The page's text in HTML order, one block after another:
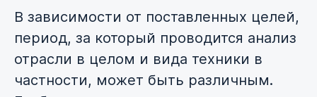
В зависимости от поставленных целей,
период, за который проводится анализ
отрасли в целом и вида техники в
частности, может быть различным.